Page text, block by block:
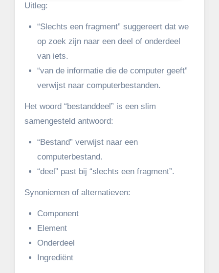
Uitleg:
“Slechts een fragment” suggereert dat we
op zoek zijn naar een deel of onderdeel
van iets.
“van de informatie die de computer geeft”
verwijst naar computerbestanden.
Het woord “bestanddeel” is een slim
samengesteld antwoord:
“Bestand” verwijst naar een
computerbestand.
“deel” past bij “slechts een fragment”.
Synoniemen of alternatieven:
Component
Element
Onderdeel
Ingrediënt